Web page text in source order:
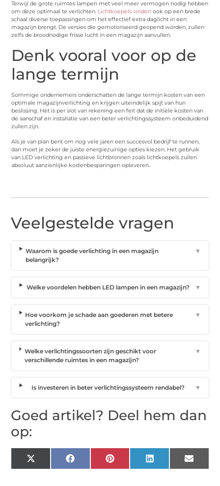
Terwijl de grote ruimtes lampen met veel meer vermogen nodig hebben
om deze optimaal te verlichten. Lichtkoepels vinden ook op een brede
schaal diverse toepassingen om het effectief extra daglicht in een
magazijn brengt. De versies die gemotoriseerd geopend worden, zullen
zelfs de broodnodige frisse lucht in een magazijn aanvullen.
Denk vooral voor op de
lange termijn
Sommige ondernemers onderschatten de lange termijn kosten van een
optimale magazijnverlichting en krijgen uiteindelijk spijt van hun
beslissing. Het is per slot van rekening een feit dat de initiële kosten van
de aanschaf en installatie van een beter verlichtingssysteem onbeduidend
zullen zijn.
Als je van plan bent om nog vele jaren een succesvol bedrijf te runnen,
dan moet je zeker de juiste energiezuinige opties kiezen. Het gebruik
van LED verlichting en passieve lichtbronnen zoals lichtkoepels zullen
absoluut aanzienlijke kostenbesparingen opleveren.
Veelgestelde vragen
Waarom is goede verlichting in een magazijn
belangrijk?
▼
Welke voordelen hebben LED lampen in een magazijn? ▼
Hoe voorkom je schade aan goederen met betere
verlichting?
▼
Welke verlichtingssoorten zijn geschikt voor
verschillende ruimtes in een magazijn?
▼
Is investeren in beter verlichtingssysteem rendabel? ▼
Goed artikel? Deel hem dan
op:
X
Facebook Pinterest LinkedIn Email